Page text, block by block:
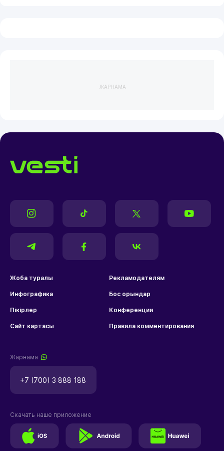
ЖАРНАМА
Жоба туралы Рекламодателям
Инфографика Бос орындар
Пікірлер Конференции
Сайт картасы Правила комментирования
Жарнама
+7 (700) 3 888 188
Скачать наше приложение